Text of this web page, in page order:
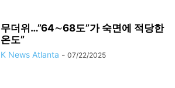
무더위…”64∼68도”가 숙면에 적당한
온도”
K News Atlanta - 07/22/2025